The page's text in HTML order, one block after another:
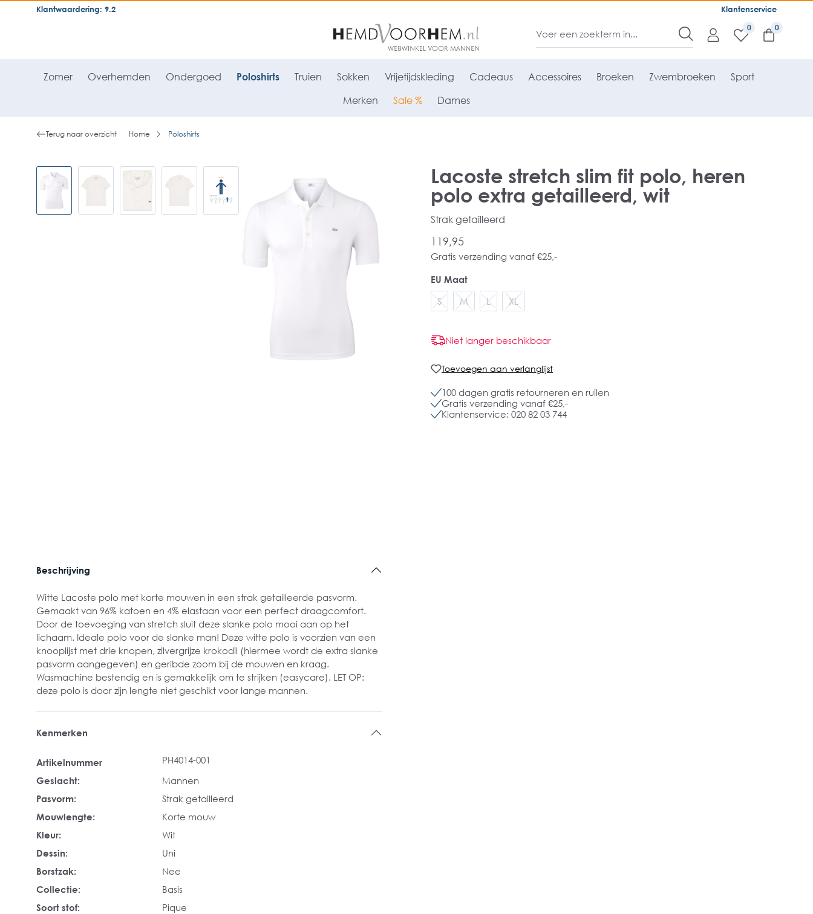
general.skipToNavigation Klantenservice
Klantwaardering: 9.2
0
Zomer Overhemden Ondergoed Poloshirts Truien Sokken Vrijetijdskleding Cadeaus Accessoires Broeken Zwembroeken Sport
Merken Sale % Dames
Terug naar overzicht Home Poloshirts
Lacoste stretch slim fit polo, heren
polo extra getailleerd, wit
Strak getailleerd
119,95
Gratis verzending vanaf €25,-
EU Maat
S
M L XL
Niet langer beschikbaar
Toevoegen aan verlanglijst
100 dagen gratis retourneren en ruilen
Gratis verzending vanaf €25,-
Klantenservice: 020 82 03 744
Beschrijving
Witte Lacoste polo met korte mouwen in een strak getailleerde pasvorm.
Gemaakt van 96% katoen en 4% elastaan voor een perfect draagcomfort.
Door de toevoeging van stretch sluit deze slanke polo mooi aan op het
lichaam. Ideale polo voor de slanke man! Deze witte polo is voorzien van een
knooplijst met drie knopen, zilvergrijze krokodil (hiermee wordt de extra slanke
pasvorm aangegeven) en geribde zoom bij de mouwen en kraag.
Wasmachine bestendig en is gemakkelijk om te strijken (easycare). LET OP:
deze polo is door zijn lengte niet geschikt voor lange mannen.
Kenmerken
Artikelnummer
PH4014-001
Geslacht:
Mannen
Pasvorm:
Strak getailleerd
Mouwlengte:
Korte mouw
Kleur:
Wit
Dessin:
Uni
Borstzak:
Nee
Collectie:
Basis
Soort stof:
Pique